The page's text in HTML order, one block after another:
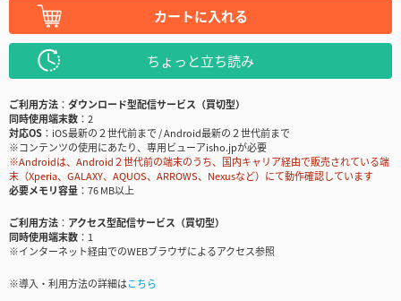
カートに入れる
ちょっと立ち読み
ご利用方法
ダウンロード型配信サービス（買切型）
同時使用端末数
2
対応OS
iOS最新の２世代前まで / Android最新の２世代前まで
※コンテンツの使用にあたり、専用ビューアisho.jpが必要
※Androidは、Android２世代前の端末のうち、国内キャリア経由で販売されている端
末（Xperia、GALAXY、AQUOS、ARROWS、Nexusなど）にて動作確認しています
必要メモリ容量
76 MB以上
ご利用方法
アクセス型配信サービス（買切型）
同時使用端末数
1
※インターネット経由でのWEBブラウザによるアクセス参照
※導入・利用方法の詳細はこちら